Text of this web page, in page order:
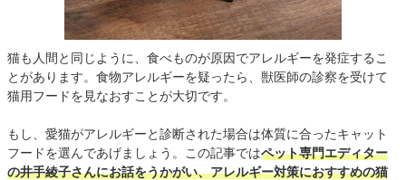
猫も人間と同じように、食べものが原因でアレルギーを発症するこ
とがあります。食物アレルギーを疑ったら、獣医師の診察を受けて
猫用フードを見なおすことが大切です。
もし、愛猫がアレルギーと診断された場合は体質に合ったキャット
フードを選んであげましょう。この記事ではペット専門エディター
の井手綾子さんにお話をうかがい、アレルギー対策におすすめの猫